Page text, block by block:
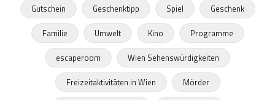
Gutschein
Geschenktipp Spiel
Geschenk
Familie
Umwelt Kino
Programme
escaperoom
Wien Sehenswürdigkeiten
Freizeitaktivitäten in Wien
Mörder